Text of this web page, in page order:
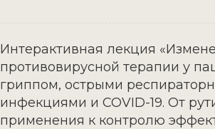
Интерактивная лекция
противовирусной терапии у
гриппом, острыми
инфекциями и COVID-19. От
применения к контролю